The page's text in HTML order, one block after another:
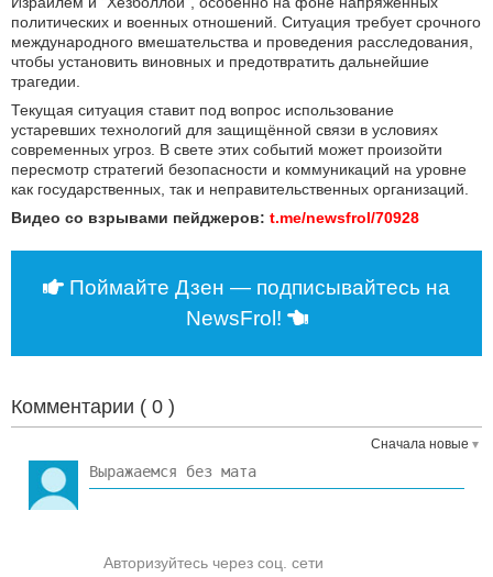
политических и военных отношений. Ситуация требует срочного
международного вмешательства и проведения расследования,
чтобы установить виновных и предотвратить дальнейшие
трагедии.
Текущая ситуация ставит под вопрос использование
устаревших технологий для защищённой связи в условиях
современных угроз. В свете этих событий может произойти
пересмотр стратегий безопасности и коммуникаций на уровне
как государственных, так и неправительственных организаций.
Видео со взрывами пейджеров: t.me/newsfrol/70928
Поймайте Дзен — подписывайтесь на
NewsFrol!
Комментарии ( 0 )
Сначала новые
Авторизуйтесь через соц. сети